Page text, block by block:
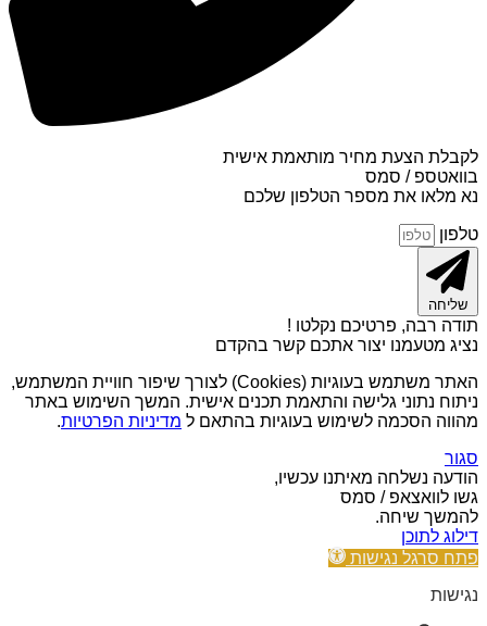
לקבלת הצעת מחיר מותאמת אישית
בוואטספ / סמס
נא מלאו את מספר הטלפון שלכם
טלפון
שליחה
תודה רבה, פרטיכם נקלטו !
נציג מטעמנו יצור אתכם קשר בהקדם
האתר משתמש בעוגיות (Cookies) לצורך שיפור חוויית המשתמש,
ניתוח נתוני גלישה והתאמת תכנים אישית. המשך השימוש באתר
מהווה הסכמה לשימוש בעוגיות בהתאם ל מדיניות הפרטיות.
סגור
הודעה נשלחה מאיתנו עכשיו,
גשו לוואצאפ / סמס
להמשך שיחה.
דילוג לתוכן
פתח סרגל נגישות
נגישות